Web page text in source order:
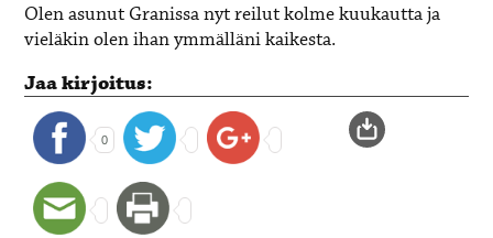
Olen asunut Granissa nyt reilut kolme kuukautta ja
vieläkin olen ihan ymmälläni kaikesta.
Jaa kirjoitus:
0